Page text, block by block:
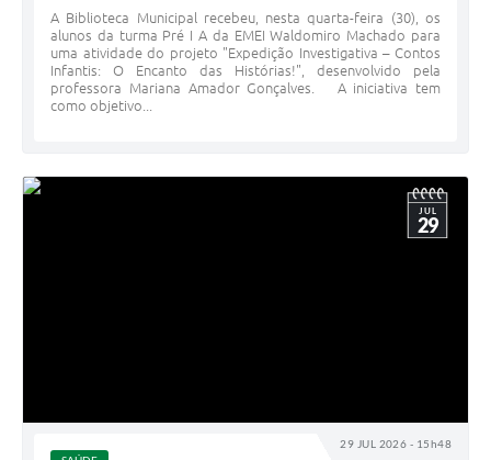
A Biblioteca Municipal recebeu, nesta quarta-feira (30), os
alunos da turma Pré I A da EMEI Waldomiro Machado para
uma atividade do projeto "Expedição Investigativa – Contos
Infantis: O Encanto das Histórias!", desenvolvido pela
professora Mariana Amador Gonçalves. A iniciativa tem
como objetivo...
29 JUL 2026 - 15h48
JUL
29